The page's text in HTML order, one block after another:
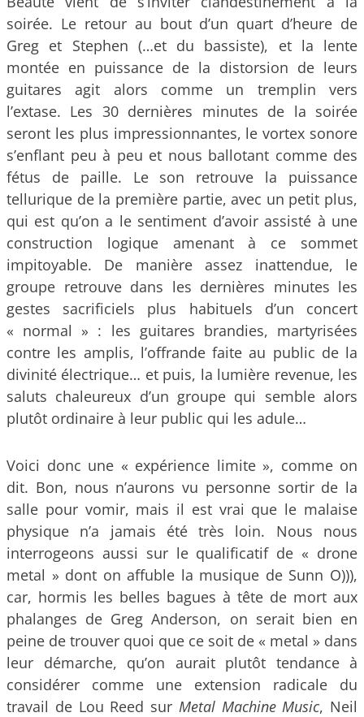
soirée. Le retour au bout d’un quart d’heure de
Greg et Stephen (…et du bassiste), et la lente
montée en puissance de la distorsion de leurs
guitares agit alors comme un tremplin vers
l’extase. Les 30 dernières minutes de la soirée
seront les plus impressionnantes, le vortex sonore
s’enflant peu à peu et nous ballotant comme des
fétus de paille. Le son retrouve la puissance
tellurique de la première partie, avec un petit plus,
qui est qu’on a le sentiment d’avoir assisté à une
construction logique amenant à ce sommet
impitoyable. De manière assez inattendue, le
groupe retrouve dans les dernières minutes les
gestes sacrificiels plus habituels d’un concert
« normal » : les guitares brandies, martyrisées
contre les amplis, l’offrande faite au public de la
divinité électrique… et puis, la lumière revenue, les
saluts chaleureux d’un groupe qui semble alors
plutôt ordinaire à leur public qui les adule…
Voici donc une « expérience limite », comme on
dit. Bon, nous n’aurons vu personne sortir de la
salle pour vomir, mais il est vrai que le malaise
physique n’a jamais été très loin. Nous nous
interrogeons aussi sur le qualificatif de « drone
metal » dont on affuble la musique de Sunn O))),
car, hormis les belles bagues à tête de mort aux
phalanges de Greg Anderson, on serait bien en
peine de trouver quoi que ce soit de « metal » dans
leur démarche, qu’on aurait plutôt tendance à
considérer comme une extension radicale du
travail de Lou Reed sur Metal Machine Music, Neil